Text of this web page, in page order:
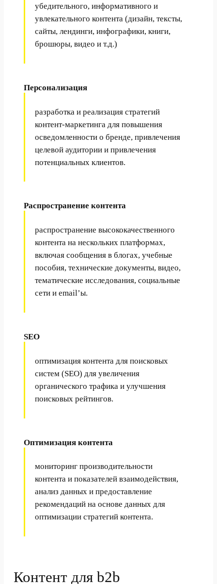
убедительного, информативного и
увлекательного контента (дизайн, тексты,
сайты, лендинги, инфографики, книги,
брошюры, видео и т.д.)
Персонализация
разработка и реализация стратегий
контент-маркетинга для повышения
осведомленности о бренде, привлечения
целевой аудитории и привлечения
потенциальных клиентов.
Распространение контента
распространение высококачественного
контента на нескольких платформах,
включая сообщения в блогах, учебные
пособия, технические документы, видео,
тематические исследования, социальные
сети и email’ы.
SEO
оптимизация контента для поисковых
систем (SEO) для увеличения
органического трафика и улучшения
поисковых рейтингов.
Оптимизация контента
мониторинг производительности
контента и показателей взаимодействия,
анализ данных и предоставление
рекомендаций на основе данных для
оптимизации стратегий контента.
Контент для b2b